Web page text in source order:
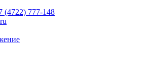
(4722) 777-148